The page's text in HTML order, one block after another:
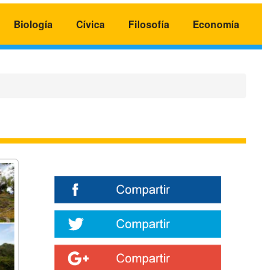
Biología Cívica Filosofía Economía